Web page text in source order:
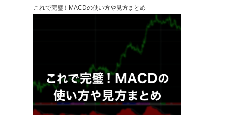
これで完璧！MACDの使い方や見方まとめ